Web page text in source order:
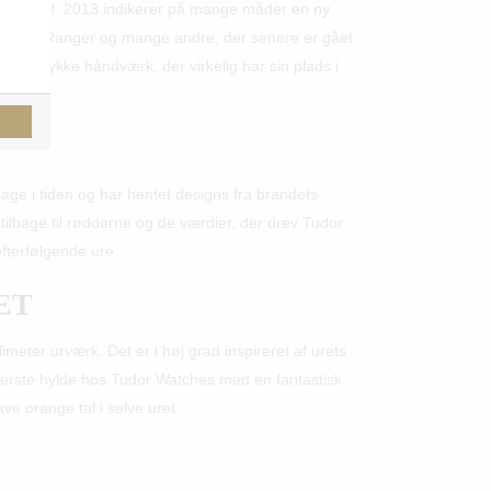
Basel. 2013 indikerer på mange måder en ny
Ranger og mange andre, der senere er gået
stykke håndværk, der virkelig har sin plads i